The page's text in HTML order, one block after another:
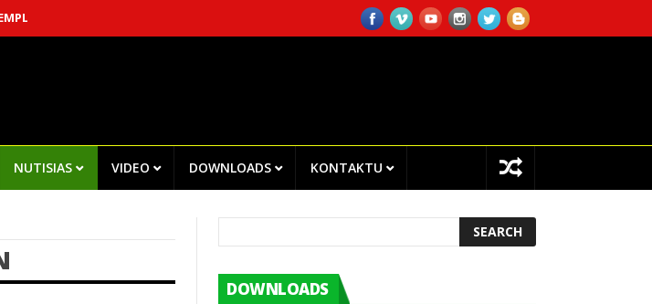
TRAINING ON INTERNAL AUDITING THE STATE ACTS AS THE OFFICIAL WITNESS TO THE PEACE
NUTISIAS VIDEO DOWNLOADS KONTAKTU
DOWNLOADS